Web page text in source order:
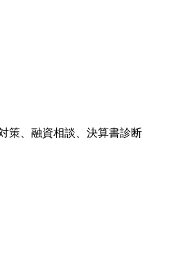
策、融資相談、決算書診断